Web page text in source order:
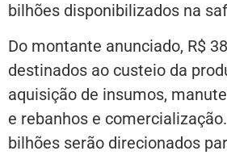
bilhões disponibilizados na
Do montante anunciado, R$
destinados ao custeio da
aquisição de insumos,
e rebanhos e
bilhões serão direcionados